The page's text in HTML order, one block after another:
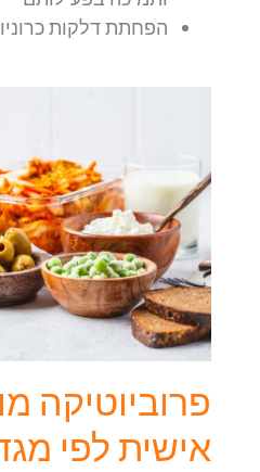
הפחתת דלקות כרוניות
פרוביוטיקה
אישית לפי